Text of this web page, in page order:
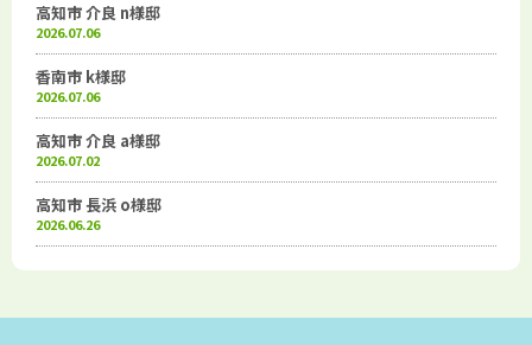
高知市 介良 n様邸
2026.07.06
香南市 k様邸
2026.07.06
高知市 介良 a様邸
2026.07.02
高知市 長浜 o様邸
2026.06.26